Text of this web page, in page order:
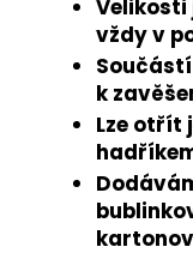
Velikosti
vždy v
k
Lze otřít